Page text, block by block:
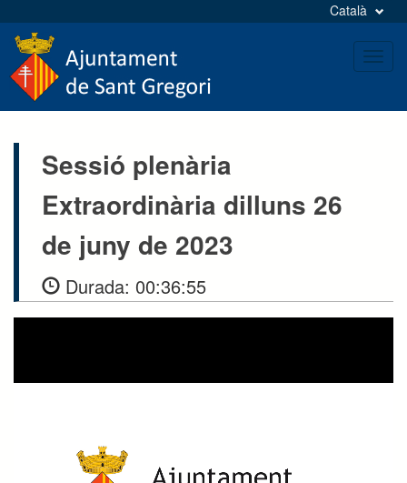
Català
Sessió plenària
Extraordinària dilluns 26
de juny de 2023
Durada: 00:36:55